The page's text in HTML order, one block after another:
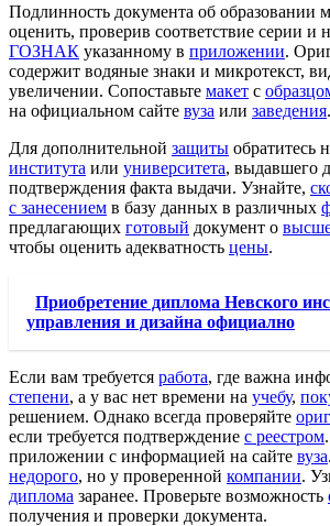
Подлинность документа об образовании
оценить, проверив соответствие серии и
ГОЗНАК указанному в приложении.
содержит водяные знаки и микротекст,
увеличении. Сопоставьте макет с
на официальном сайте вуза или заведения.
Для дополнительной защиты обратитесь
института или университета, выдавшего
подтверждения факта выдачи. Узнайте,
с занесением в базу данных в различных
предлагающих готовый документ о
чтобы оценить адекватность цены.
Приобретение диплома Невского
управления и дизайна официално
Если вам требуется работа, где важна
степени, а у вас нет времени на учебу,
решением. Однако всегда проверяйте
если требуется подтверждение с реестром
приложении с информацией на сайте вуза
недорого, но у проверенной компании.
диплома заранее. Проверьте возможность
получения и проверки документа.